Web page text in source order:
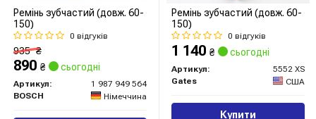
Ремінь зубчастий (довж. 60-
150)
0 відгуків
935₴
890 ₴ сьогодні
Артикул:
1 987 949 564
BOSCH
Німеччина
Ремінь зубчастий (довж. 60-
150)
0 відгуків
1 140 ₴ сьогодні
Артикул:
5552 XS
Gates
США
Купити